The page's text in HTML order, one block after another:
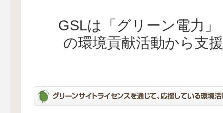
GSLは「グリーン電力
の環境貢献活動から支